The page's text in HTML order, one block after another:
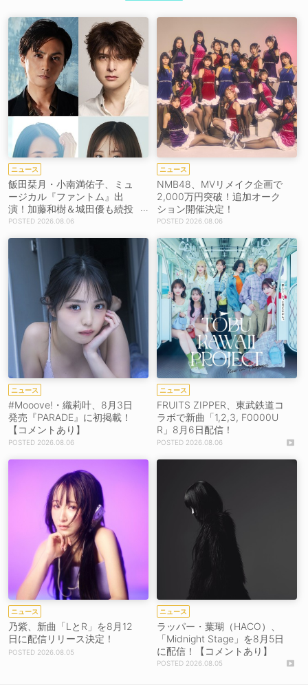
ニュース
飯田栞月・小南満佑子、ミュ
ージカル『ファントム』出
演！加藤和樹＆城田優も続投
【コメントあり】
2026.08.06
ニュース
NMB48、MVリメイク企画で
2,000万円突破！追加オーク
ション開催決定！
2026.08.06
ニュース
#Mooove!・織莉叶、8月3日
発売『PARADE』に初掲載！
【コメントあり】
2026.08.06
ニュース
FRUITS ZIPPER、東武鉄道コ
ラボで新曲「1,2,3, F0000U
R」8月6日配信！
2026.08.06
ニュース
乃紫、新曲「LとR」を8月12
日に配信リリース決定！
2026.08.05
ニュース
ラッパー・葉瑚（HACO）、
「Midnight Stage」を8月5日
に配信！【コメントあり】
2026.08.05